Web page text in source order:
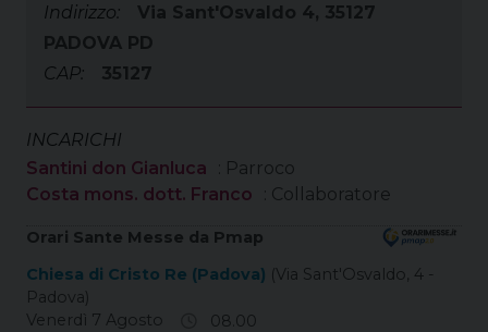
Indirizzo:
Via Sant'Osvaldo 4, 35127
PADOVA PD
CAP:
35127
INCARICHI
Santini don Gianluca
: Parroco
Costa mons. dott. Franco
: Collaboratore
Orari Sante Messe da Pmap
Chiesa di Cristo Re (Padova) (Via Sant'Osvaldo, 4 -
Padova)
Venerdì 7 Agosto
08.00